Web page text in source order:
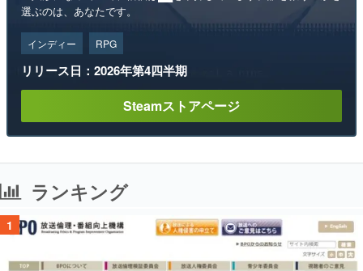
リリース日：2026年第4四半期
ランキング
1